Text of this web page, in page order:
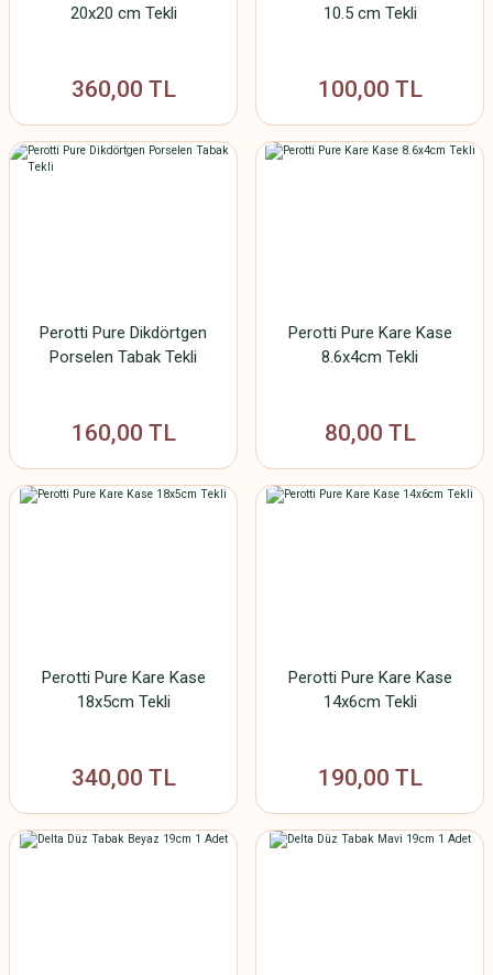
20x20 cm Tekli
360,00 TL
10.5 cm Tekli
100,00 TL
Perotti Pure Dikdörtgen
Porselen Tabak Tekli
160,00 TL
Perotti Pure Kare Kase
8.6x4cm Tekli
80,00 TL
Perotti Pure Kare Kase
18x5cm Tekli
340,00 TL
Perotti Pure Kare Kase
14x6cm Tekli
190,00 TL